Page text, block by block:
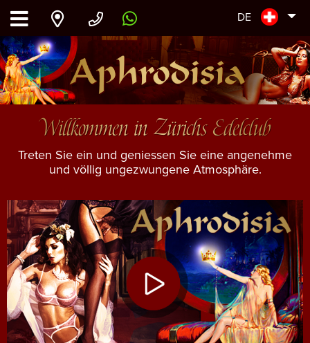
DE
Willkommen in Zürichs Edelclub
Treten Sie ein und geniessen Sie eine angenehme
und völlig ungezwungene Atmosphäre.